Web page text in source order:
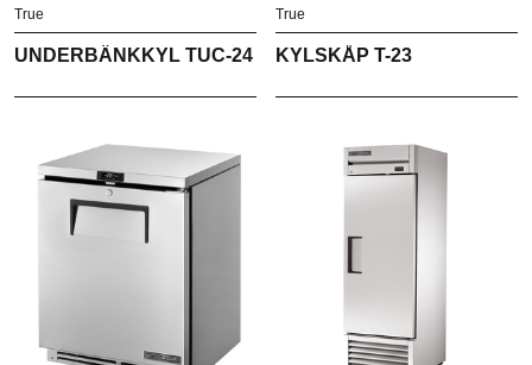
True
UNDERBÄNKKYL TUC-24
True
KYLSKÅP T-23